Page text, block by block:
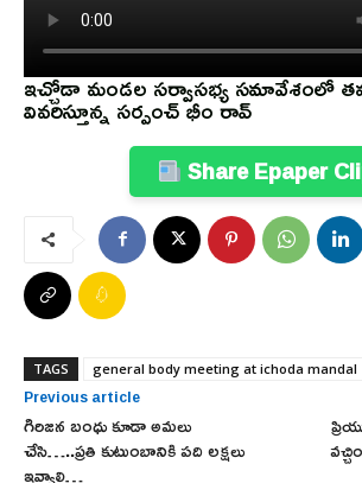
ఇచ్చోడా మండల సర్వాసభ్య సమావేశంలో
వివరిస్తూన్న సర్పంచ్ భీం రావ్
Share Epaper
TAGS general body meeting at ichoda mandal
Previous article
గిరిజన బంధు కూడా అమలు
చేసి…..ప్రతి కుటుంబానికి పది లక్షలు
ఇవ్వాలి…